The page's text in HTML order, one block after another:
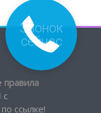
правила
с
ссылке!